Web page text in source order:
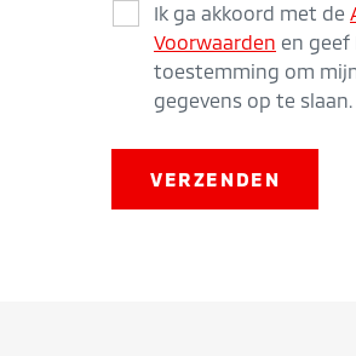
Ik ga akkoord met de
Voorwaarden en
toestemming om
gegevens op te slaan.
VERZENDEN